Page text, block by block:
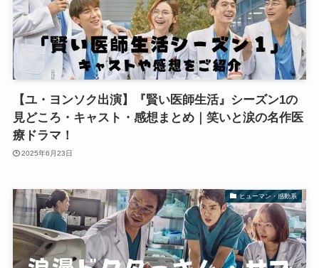
【ユ・ヨンソク出演】『賢い医師生活』シーズン1の
見どころ・キャスト・感想まとめ｜笑いと涙の名作医
療ドラマ！
2025年6月23日
ヒューマン・感動系